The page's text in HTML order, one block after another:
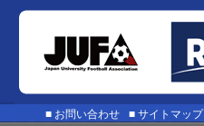
■ お問い合わせ ■ サイトマップ